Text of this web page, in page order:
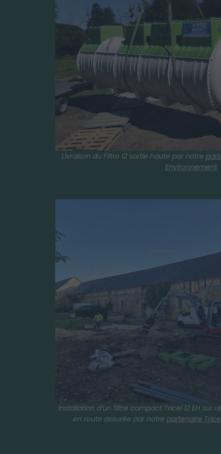
Livraison du Filtro 12 sortie haute par notre
Environnement
Installation d’un filtre compact Tricel 12 EH sur
en route assurée par notre partenaire